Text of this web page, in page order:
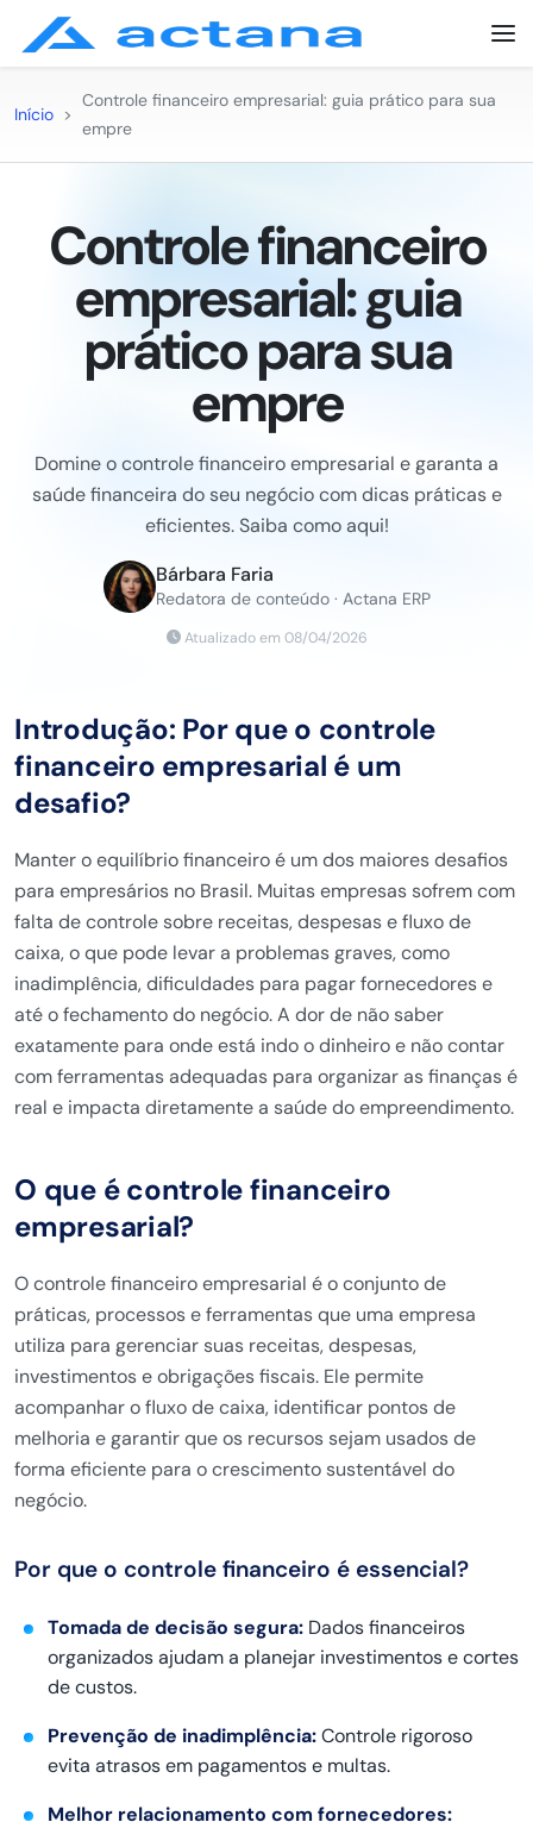
Início >
Controle financeiro empresarial: guia prático para sua
empre
Controle financeiro
empresarial: guia
prático para sua
empre
Domine o controle financeiro empresarial e garanta a
saúde financeira do seu negócio com dicas práticas e
eficientes. Saiba como aqui!
Bárbara Faria
Redatora de conteúdo · Actana ERP
Atualizado em 08/04/2026
Introdução: Por que o controle
financeiro empresarial é um
desafio?
Manter o equilíbrio financeiro é um dos maiores desafios
para empresários no Brasil. Muitas empresas sofrem com
falta de controle sobre receitas, despesas e fluxo de
caixa, o que pode levar a problemas graves, como
inadimplência, dificuldades para pagar fornecedores e
até o fechamento do negócio. A dor de não saber
exatamente para onde está indo o dinheiro e não contar
com ferramentas adequadas para organizar as finanças é
real e impacta diretamente a saúde do empreendimento.
O que é controle financeiro
empresarial?
O controle financeiro empresarial é o conjunto de
práticas, processos e ferramentas que uma empresa
utiliza para gerenciar suas receitas, despesas,
investimentos e obrigações fiscais. Ele permite
acompanhar o fluxo de caixa, identificar pontos de
melhoria e garantir que os recursos sejam usados de
forma eficiente para o crescimento sustentável do
negócio.
Por que o controle financeiro é essencial?
Tomada de decisão segura: Dados financeiros
organizados ajudam a planejar investimentos e cortes
de custos.
Prevenção de inadimplência:Controle rigoroso
evita atrasos em pagamentos e multas.
Melhor relacionamento com fornecedores: